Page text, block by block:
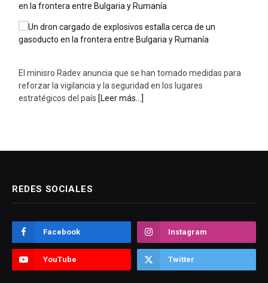
en la frontera entre Bulgaria y Rumanía
El minisro Radev anuncia que se han tomado medidas para
reforzar la vigilancia y la seguridad en los lugares
estratégicos del país [Leer más...]
REDES SOCIALES
Facebook Instagram
YouTube Twitter